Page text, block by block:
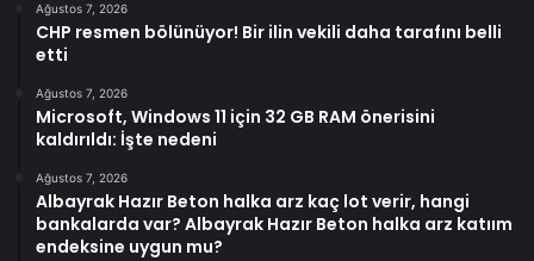
Ağustos 7, 2026
CHP resmen bölünüyor! Bir ilin vekili daha tarafını belli
etti
Ağustos 7, 2026
Microsoft, Windows 11 için 32 GB RAM önerisini
kaldırıldı: İşte nedeni
Ağustos 7, 2026
Albayrak Hazır Beton halka arz kaç lot verir, hangi
bankalarda var? Albayrak Hazır Beton halka arz katıım
endeksine uygun mu?